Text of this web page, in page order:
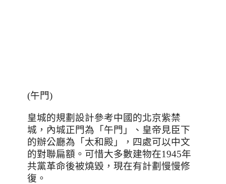
(午門)
皇城的規劃設計參考中國的北京紫禁
城，內城正門為「午門」、皇帝見臣下
的辦公廳為「太和殿」，四處可以中文
的對聯扁額。可惜大多數建物在1945年
共黨革命後被燒毀，現在有計劃慢慢修
復。